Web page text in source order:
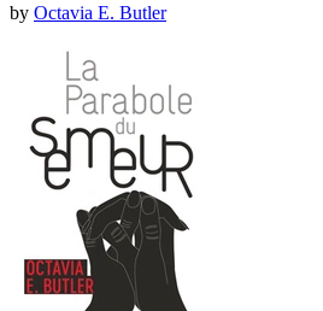
by Octavia E. Butler